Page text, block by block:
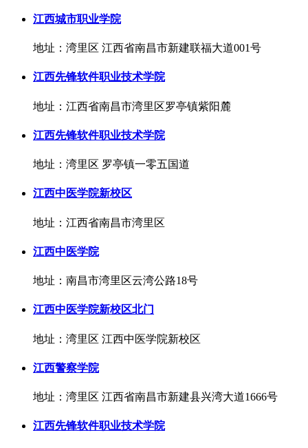
江西城市职业学院
地址：湾里区 江西省南昌市新建联福大道001号
江西先锋软件职业技术学院
地址：江西省南昌市湾里区罗亭镇紫阳麓
江西先锋软件职业技术学院
地址：湾里区 罗亭镇一零五国道
江西中医学院新校区
地址：江西省南昌市湾里区
江西中医学院
地址：南昌市湾里区云湾公路18号
江西中医学院新校区北门
地址：湾里区 江西中医学院新校区
江西警察学院
地址：湾里区 江西省南昌市新建县兴湾大道1666号
江西先锋软件职业技术学院